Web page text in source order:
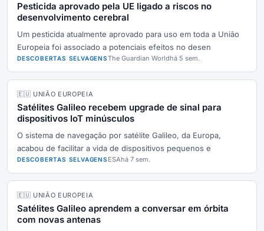
Pesticida aprovado pela UE ligado a riscos no
desenvolvimento cerebral
Um pesticida atualmente aprovado para uso em toda a União
Europeia foi associado a potenciais efeitos no desen
DESCOBERTAS SELVAGENSThe Guardian Worldhá 5 sem.
🇪🇺 UNIÃO EUROPEIA
Satélites Galileo recebem upgrade de sinal para
dispositivos IoT minúsculos
O sistema de navegação por satélite Galileo, da Europa,
acabou de facilitar a vida de dispositivos pequenos e
DESCOBERTAS SELVAGENS ESAhá 7 sem.
🇪🇺 UNIÃO EUROPEIA
Satélites Galileo aprendem a conversar em órbita
com novas antenas